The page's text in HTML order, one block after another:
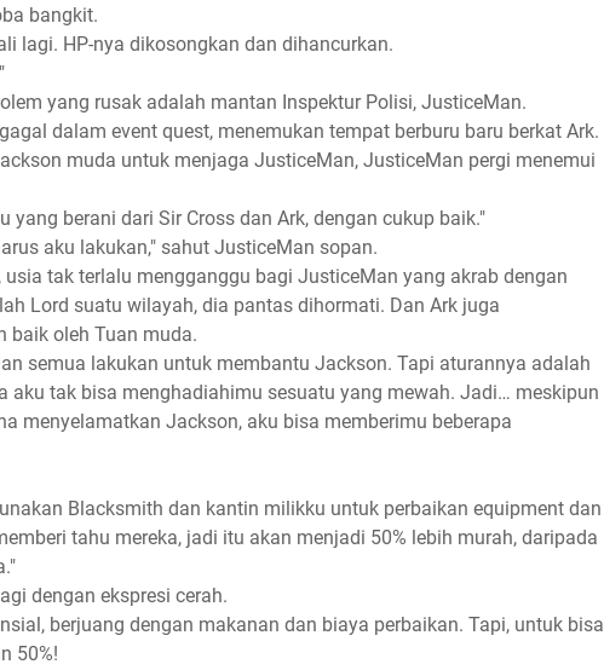
bangkit.
lagi. HP-nya dikosongkan dan dihancurkan.
yang rusak adalah mantan Inspektur Polisi, JusticeMan.
dalam event quest, menemukan tempat berburu baru berkat Ark.
muda untuk menjaga JusticeMan, JusticeMan pergi menemui
yang berani dari Sir Cross dan Ark, dengan cukup baik."
aku lakukan," sahut JusticeMan sopan.
usia tak terlalu mengganggu bagi JusticeMan yang akrab dengan
Lord suatu wilayah, dia pantas dihormati. Dan Ark juga
baik oleh Tuan muda.
semua lakukan untuk membantu Jackson. Tapi aturannya adalah
aku tak bisa menghadiahimu sesuatu yang mewah. Jadi… meskipun
menyelamatkan Jackson, aku bisa memberimu beberapa
Blacksmith dan kantin milikku untuk perbaikan equipment dan
tahu mereka, jadi itu akan menjadi 50% lebih murah, daripada
dengan ekspresi cerah.
berjuang dengan makanan dan biaya perbaikan. Tapi, untuk bisa
50%!